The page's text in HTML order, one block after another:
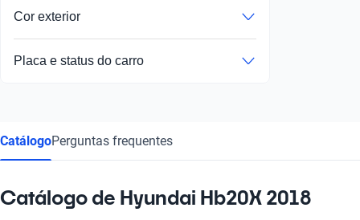
Cor exterior
Placa e status do carro
CatálogoPerguntas frequentes
Catálogo de Hyundai Hb20X 2018